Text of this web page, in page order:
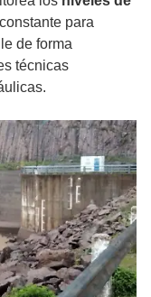
para
de forma
técnicas